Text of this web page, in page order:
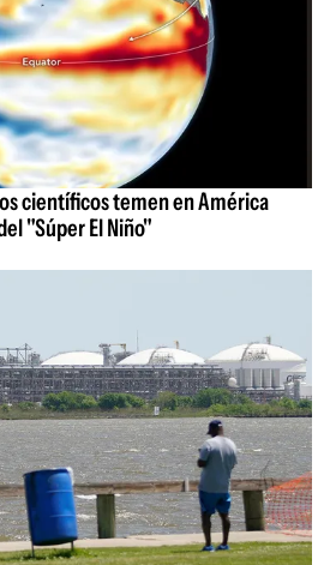
científicos temen en América
"Súper El Niño"